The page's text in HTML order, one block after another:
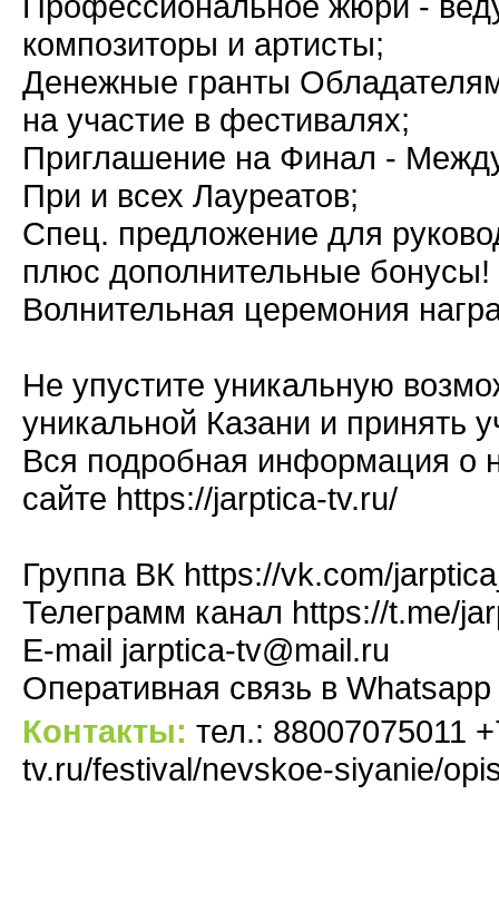
композиторы и артисты;
Денежные гранты
на участие в фестивалях;
Приглашение на Финал -
При и всех Лауреатов;
Спец. предложение для
плюс дополнительные бонусы!
Волнительная церемония
Не упустите уникальную
уникальной Казани и принять
Вся подробная информация
сайте https://jarptica-tv.ru/
Группа ВК https://vk.com/
Телеграмм канал https://t.me/
E-mail jarptica-tv@mail.ru
Оперативная связь в
Контакты: тел.: 88007075011
tv.ru/festival/nevskoe-siyanie/